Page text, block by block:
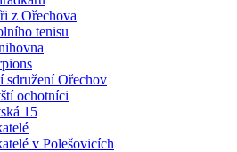
z Ořechova
tenisu
sdružení Ořechov
ochotníci
15
v Polešovicích